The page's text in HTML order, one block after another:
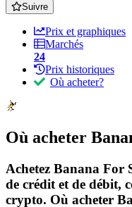
Suivre
Prix et graphiques
Marchés
24
Prix historiques
Où acheter?
Où acheter
Achetez Banana For
de crédit et de débit,
crypto. Où acheter